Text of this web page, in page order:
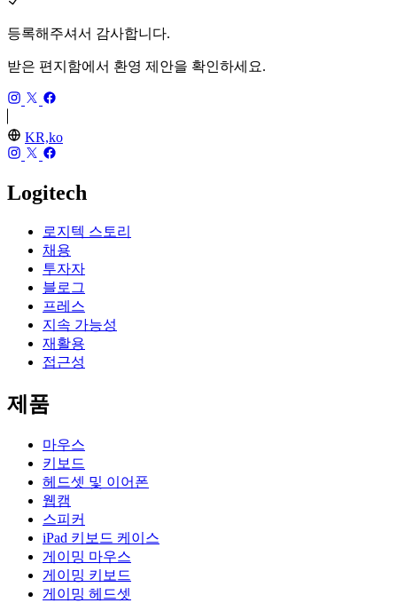
등록해주셔서 감사합니다.
받은 편지함에서 환영 제안을 확인하세요.
KR,ko
Logitech
로지텍 스토리
채용
투자자
블로그
프레스
지속 가능성
재활용
접근성
제품
마우스
키보드
헤드셋 및 이어폰
웹캠
스피커
iPad 키보드 케이스
게이밍 마우스
게이밍 키보드
게이밍 헤드셋